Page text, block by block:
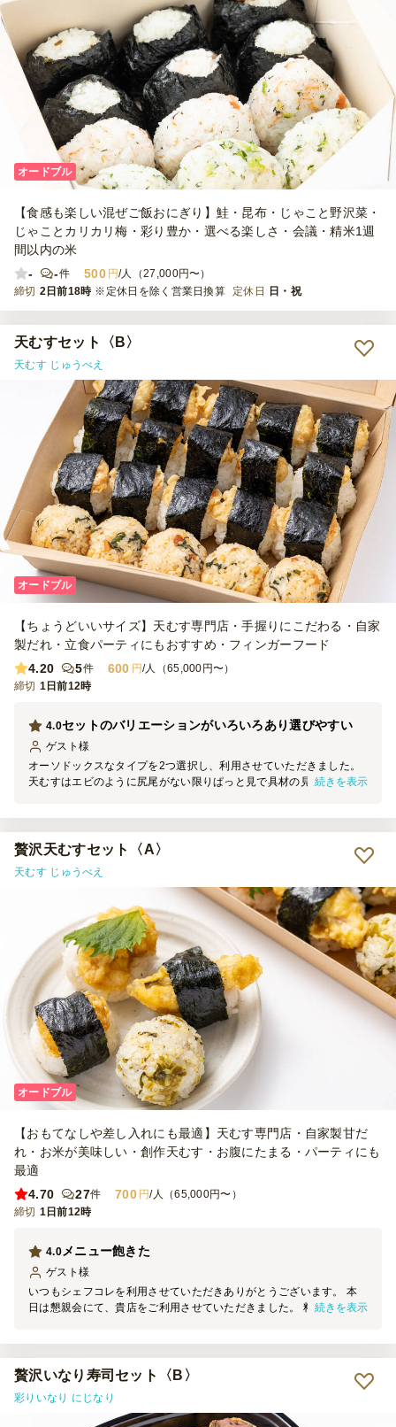
オードブル
【食感も楽しい混ぜご飯おにぎり】鮭・昆布・じゃこと野沢菜・
じゃことカリカリ梅・彩り豊か・選べる楽しさ・会議・精米1週
間以内の米
-
-件 500 円/人（27,000円〜）
締切 2日前18時 ※定休日を除く営業日換算 定休日 日・祝
天むすセット〈B〉
天むす じゅうべえ
オードブル
【ちょうどいいサイズ】天むす専門店・手握りにこだわる・自家
製だれ・立食パーティにもおすすめ・フィンガーフード
4.20
5件 600 円/人（65,000円〜）
締切 1日前12時
セットのバリエーションがいろいろあり選びやすい
4.0
ゲスト 様
オーソドックスなタイプを2つ選択し、利用させていただきました。
天むすはエビのように尻尾がない限りぱっと見で具材の見分けがつか
続きを表示
贅沢天むすセット〈A〉
天むす じゅうべえ
オードブル
【おもてなしや差し入れにも最適】天むす専門店・自家製甘だ
れ・お米が美味しい・創作天むす・お腹にたまる・パーティにも
最適
4.70
27件 700 円/人（65,000円〜）
締切 1日前12時
メニュー飽きた
4.0
ゲスト 様
いつもシェフコレを利用させていただきありがとうございます。 本
日は懇親会にて、貴店をご利用させていただきました。 料理の見た
続きを表示
贅沢いなり寿司セット〈B〉
彩りいなり にじなり